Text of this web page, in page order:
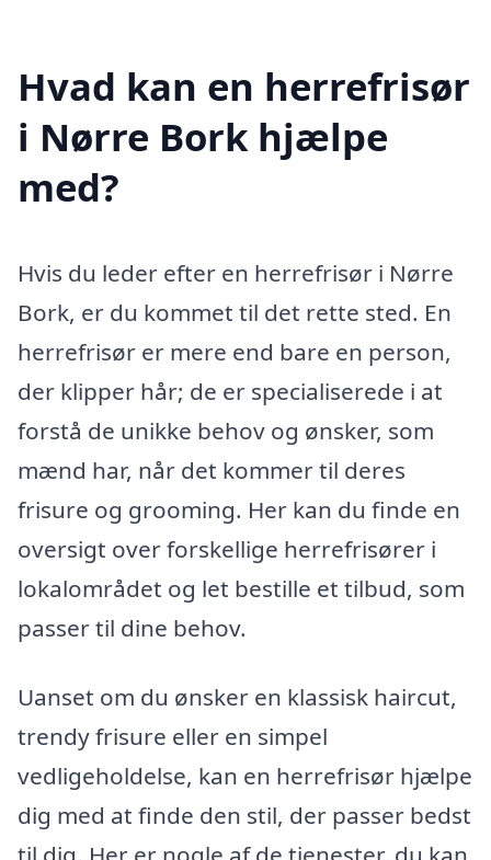
Hvad kan en herrefrisør
i Nørre Bork hjælpe
med?
Hvis du leder efter en herrefrisør i Nørre
Bork, er du kommet til det rette sted. En
herrefrisør er mere end bare en person,
der klipper hår; de er specialiserede i at
forstå de unikke behov og ønsker, som
mænd har, når det kommer til deres
frisure og grooming. Her kan du finde en
oversigt over forskellige herrefrisører i
lokalområdet og let bestille et tilbud, som
passer til dine behov.
Uanset om du ønsker en klassisk haircut,
trendy frisure eller en simpel
vedligeholdelse, kan en herrefrisør hjælpe
dig med at finde den stil, der passer bedst